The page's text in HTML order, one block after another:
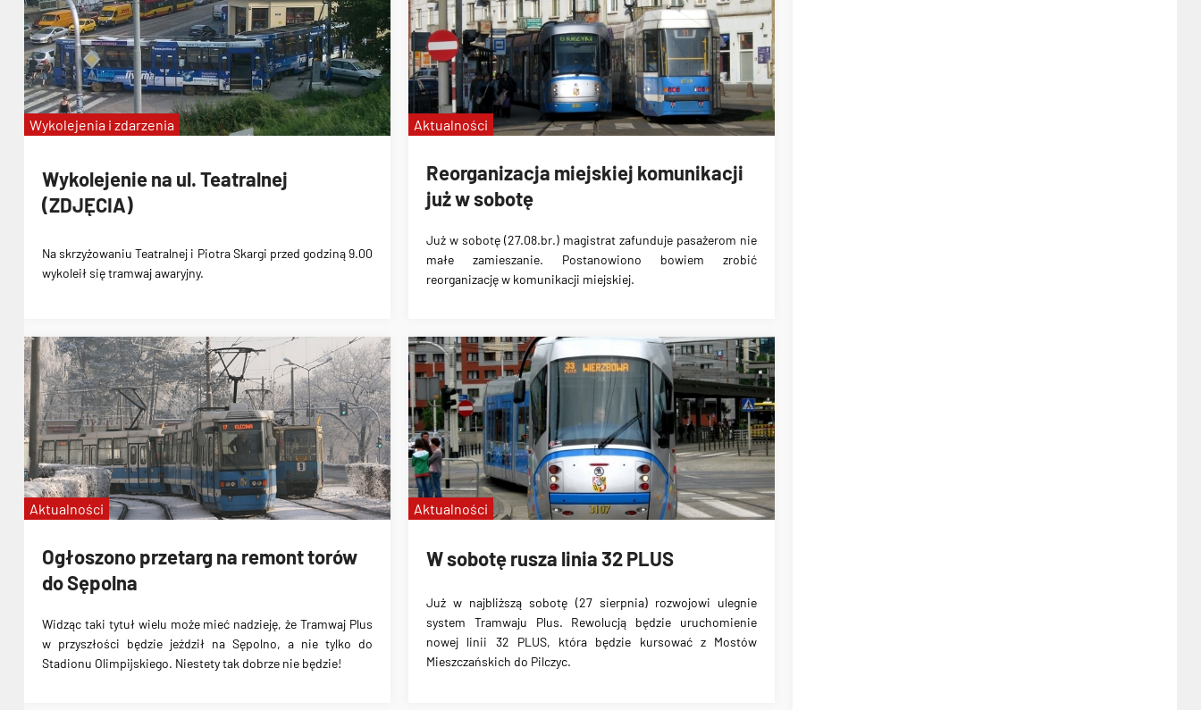
Wykolejenie na ul. Teatralnej
(ZDJĘCIA)
Na skrzyżowaniu Teatralnej i Piotra Skargi przed godziną 9.00
wykoleił się tramwaj awaryjny.
Wykolejenia i zdarzenia
Reorganizacja miejskiej komunikacji
już w sobotę
Już w sobotę (27.08.br.) magistrat zafunduje pasażerom nie
małe zamieszanie. Postanowiono bowiem zrobić
reorganizację w komunikacji miejskiej.
Aktualności
Ogłoszono przetarg na remont torów
do Sępolna
Widząc taki tytuł wielu może mieć nadzieję, żeTramwaj Plus
w przyszłości będzie jeździł na Sępolno, a nie tylko do
Stadionu Olimpijskiego. Niestetytak dobrze nie będzie!
Aktualności
W sobotę rusza linia 32 PLUS
Już w najbliższą sobotę (27 sierpnia) rozwojowi ulegnie
system Tramwaju Plus. Rewolucją będzie uruchomienie
nowej linii 32 PLUS, która będzie kursować z Mostów
Mieszczańskich do Pilczyc.
Aktualności